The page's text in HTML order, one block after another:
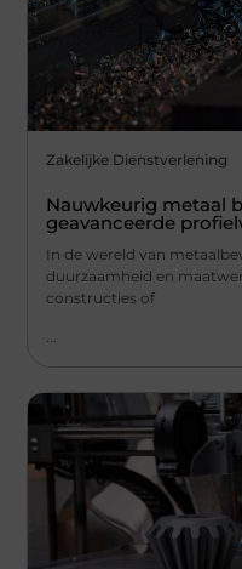
Zakelijke Dienstverlening
Nauwkeurig metaal
geavanceerde
In de wereld van
duurzaamheid en
constructies of
...